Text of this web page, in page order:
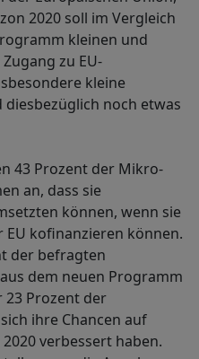
2020 soll im Vergleich
kleinen und
zu EU-
kleine
noch etwas
43 Prozent der Mikro-
an, dass sie
können, wenn sie
kofinanzieren können.
der befragten
dem neuen Programm
23 Prozent der
ihre Chancen auf
verbessert haben.